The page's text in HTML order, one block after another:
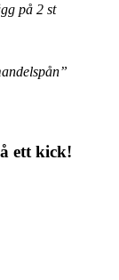
på 2 st
ett kick!